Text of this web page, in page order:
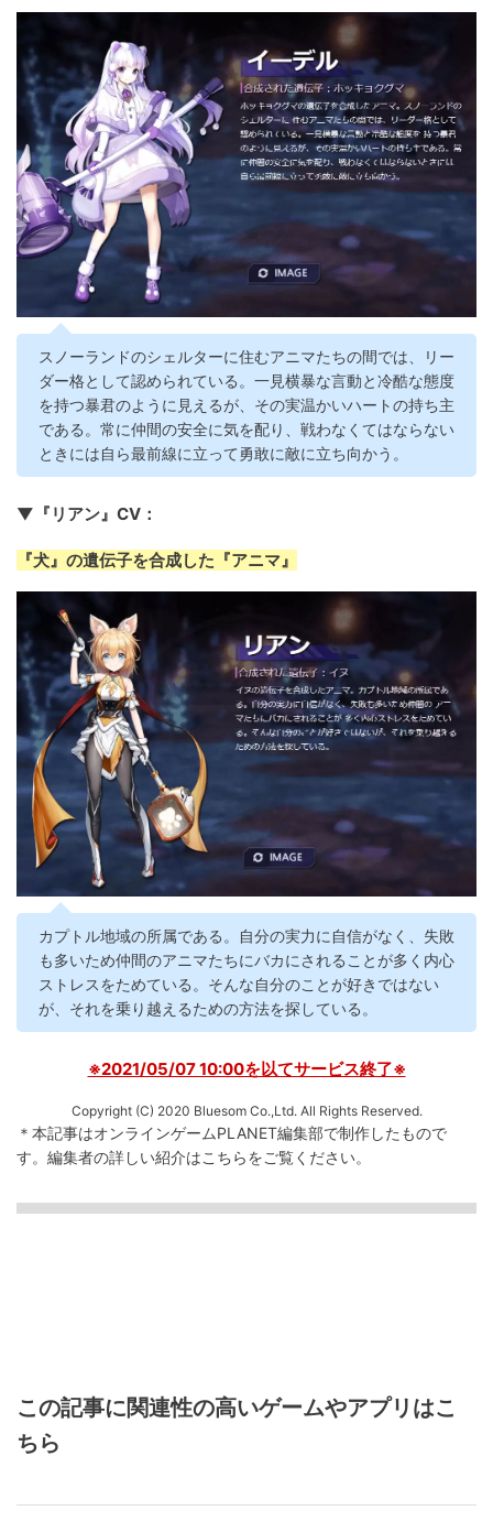
スノーランドのシェルターに住むアニマたちの間では、リー
ダー格として認められている。一見横暴な言動と冷酷な態度
を持つ暴君のように見えるが、その実温かいハートの持ち主
である。常に仲間の安全に気を配り、戦わなくてはならない
ときには自ら最前線に立って勇敢に敵に立ち向かう。
▼『リアン』CV：
『犬』の遺伝子を合成した『アニマ』
カプトル地域の所属である。自分の実力に自信がなく、失敗
も多いため仲間のアニマたちにバカにされることが多く内心
ストレスをためている。そんな自分のことが好きではない
が、それを乗り越えるための方法を探している。
※2021/05/07 10:00を以てサービス終了※
Copyright (C) 2020 Bluesom Co.,Ltd. All Rights Reserved.
＊本記事はオンラインゲームPLANET編集部で制作したもので
す。 編集者の詳しい紹介はこちらをご覧ください。
この記事に関連性の高いゲームやアプリはこ
ちら